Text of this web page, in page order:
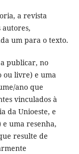
a revista
autores,
um para o texto.
publicar, no
ou livre) e uma
ano que
vinculados à
da Unioeste, e
uma resenha,
resulte de